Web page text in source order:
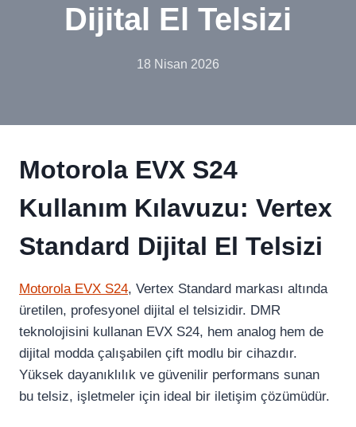
Dijital El Telsizi
18 Nisan 2026
Motorola EVX S24
Kullanım Kılavuzu: Vertex
Standard Dijital El Telsizi
Motorola EVX S24, Vertex Standard markası altında
üretilen, profesyonel dijital el telsizidir. DMR
teknolojisini kullanan EVX S24, hem analog hem de
dijital modda çalışabilen çift modlu bir cihazdır.
Yüksek dayanıklılık ve güvenilir performans sunan
bu telsiz, işletmeler için ideal bir iletişim çözümüdür.